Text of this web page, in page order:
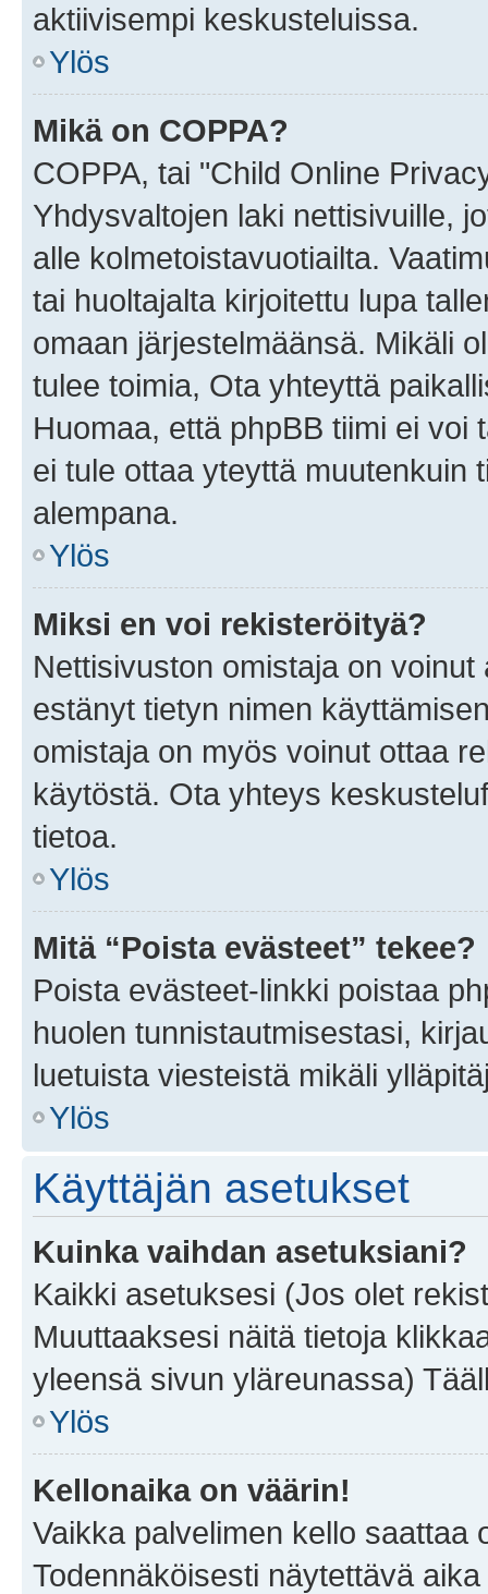
aktiivisempi keskusteluissa.
Ylös
Mikä on COPPA?
COPPA, tai "Child Online
Yhdysvaltojen laki nettisivuille,
alle kolmetoistavuotiailta.
tai huoltajalta kirjoitettu lupa
omaan järjestelmäänsä. Mikäli
tulee toimia, Ota yhteyttä
Huomaa, että phpBB tiimi ei
ei tule ottaa yteyttä muutenkuin
alempana.
Ylös
Miksi en voi rekisteröityä?
Nettisivuston omistaja on
estänyt tietyn nimen
omistaja on myös voinut ottaa
käytöstä. Ota yhteys
tietoa.
Ylös
Mitä “Poista evästeet” tekee?
Poista evästeet-linkki poistaa
huolen tunnistautmisestasi,
luetuista viesteistä mikäli
Ylös
Käyttäjän asetukset
Kuinka vaihdan asetuksiani?
Kaikki asetuksesi (Jos olet
Muuttaaksesi näitä tietoja
yleensä sivun yläreunassa)
Ylös
Kellonaika on väärin!
Vaikka palvelimen kello saattaa
Todennäköisesti näytettävä